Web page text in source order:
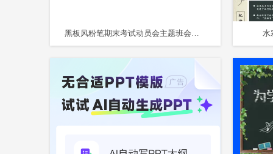
黑板风粉笔期末考试动员会主题班会期末家长会PPT模板 水